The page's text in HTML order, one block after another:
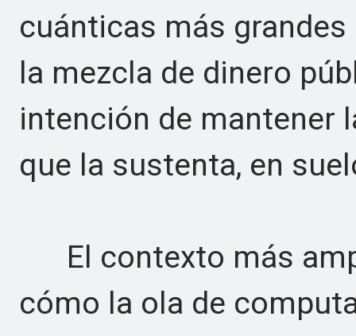
cuánticas más
la mezcla de dinero
intención de mantener
que la sustenta, en
El contexto más
cómo la ola de